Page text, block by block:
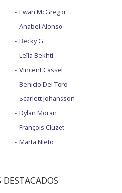
Ewan McGregor
Anabel Alonso
Becky G
Leïla Bekhti
Vincent Cassel
Benicio Del Toro
Scarlett Johansson
Dylan Moran
François Cluzet
Marta Nieto
DESTACADOS